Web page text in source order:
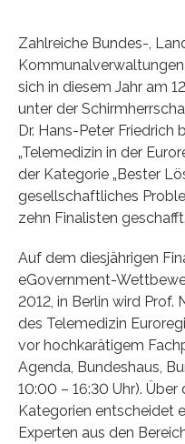
Zahlreiche Bundes-,
sich in diesem Jahr am
unter der
Dr. Hans-Peter
„Telemedizin in der
der Kategorie „Bester
gesellschaftliches
zehn Finalisten geschafft.
Auf dem diesjährigen
eGovernment-
2012, in Berlin wird Prof.
des Telemedizin
vor hochkarätigem
Agenda, Bundeshaus,
10:00 – 16:30 Uhr). Über
Kategorien entscheidet
Experten aus den